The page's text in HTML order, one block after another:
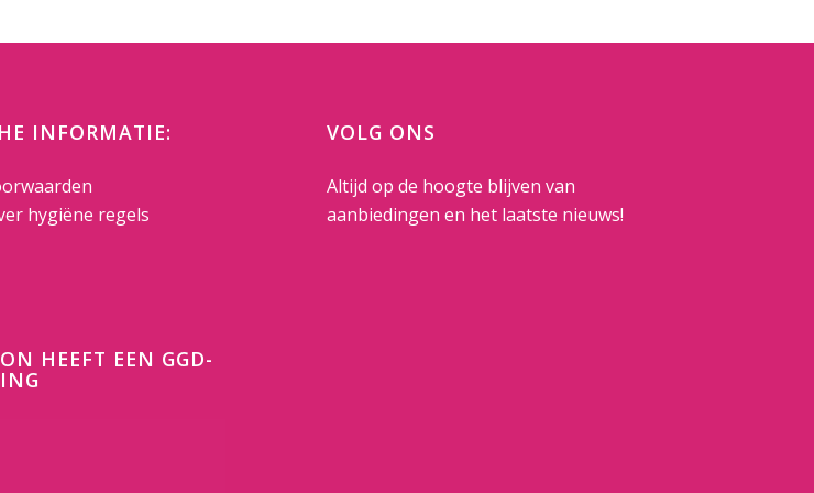
INFORMATIE:
hygiëne regels
HEEFT EEN GGD-
VOLG ONS
Altijd op de hoogte blijven van
aanbiedingen en het laatste nieuws!